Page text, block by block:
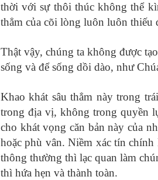
thời với sự thôi thúc không thể
thẳm của cõi lòng luôn luôn thiếu
Thật vậy, chúng ta không được
sống và để sống dồi dào, như
Khao khát sâu thẳm này trong
trong địa vị, không trong quyền
cho khát vọng căn bản này của
hoặc phù vân. Niềm xác tín
thông thường thì lạc quan làm
thì hứa hẹn và thành toàn.